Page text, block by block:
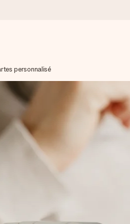
et l’envoyons en un éclair –
nous attribuent une note de 4,7
étapes – avec son prénom,
personnalisé